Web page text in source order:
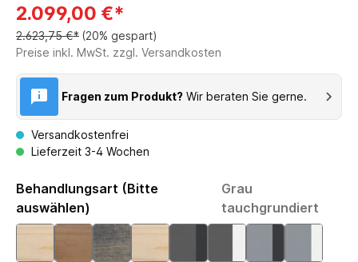
2.099,00 €*
2.623,75 €* (20% gespart)
Preise inkl. MwSt. zzgl. Versandkosten
Fragen zum Produkt? Wir beraten Sie gerne.
Versandkostenfrei
Lieferzeit 3-4 Wochen
Behandlungsart (Bitte
auswählen)
Grau
tauchgrundiert